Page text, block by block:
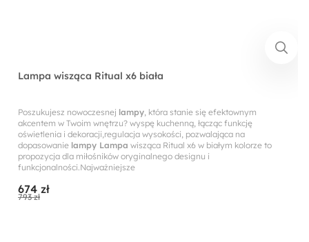
Lampa wisząca Ritual x6 biała
Poszukujesz nowoczesnej lampy, która stanie się efektownym
akcentem w Twoim wnętrzu? wyspę kuchenną, łącząc funkcję
oświetlenia i dekoracji,regulacja wysokości, pozwalająca na
dopasowanie lampy Lampa wisząca Ritual x6 w białym kolorze to
propozycja dla miłośników oryginalnego designu i
funkcjonalności.Najważniejsze
674 zł
793 zł